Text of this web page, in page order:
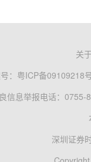
关
： 粤ICP备09109218
信息举报电话：0755-
深圳证券